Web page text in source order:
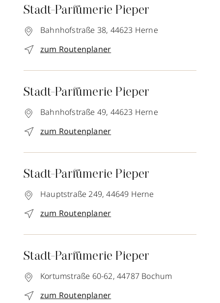
Stadt-Parfümerie Pieper
Bahnhofstraße 38, 44623 Herne
zum Routenplaner
Stadt-Parfümerie Pieper
Bahnhofstraße 49, 44623 Herne
zum Routenplaner
Stadt-Parfümerie Pieper
Hauptstraße 249, 44649 Herne
zum Routenplaner
Stadt-Parfümerie Pieper
Kortumstraße 60-62, 44787 Bochum
zum Routenplaner